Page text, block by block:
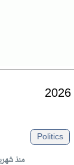
Politics
منذ